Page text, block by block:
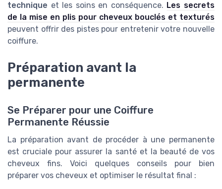
technique et les soins en conséquence. Les secrets
de la mise en plis pour cheveux bouclés et texturés
peuvent offrir des pistes pour entretenir votre nouvelle
coiffure.
Préparation avant la
permanente
Se Préparer pour une Coiffure
Permanente Réussie
La préparation avant de procéder à une permanente
est cruciale pour assurer la santé et la beauté de vos
cheveux fins. Voici quelques conseils pour bien
préparer vos cheveux et optimiser le résultat final :